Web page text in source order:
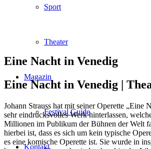
Sport
Theater
Magazin
Festival Guide
Kontakt
Eine Nacht in Venedig
Eine Nacht in Venedig |
Johann Strauss hat mit seiner Operette „Eine
sehr eindrucksvolles Werk hinterlassen,
Millionen im Publikum der Bühnen der Welt
hierbei ist, dass es sich um kein typische
es eine komische Operette ist. Sie wurde in